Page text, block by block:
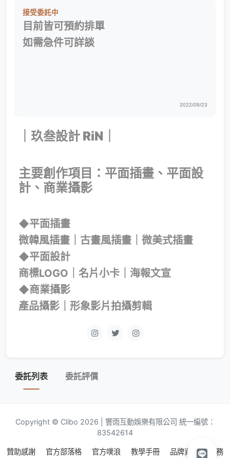
接受委託中
目前皆可預約排單
如需急件可詳談
2022/08/23
｜玖叁設計 RiN｜
主要創作項目：平面插畫、平面設
計、商業攝影
◆平面插畫
微韓風插畫｜古畫風插畫｜微美式插畫
◆平面設計
商標LOGO｜名片小卡｜海報文宣
◆商業攝影
產品攝影｜形象影片拍攝剪輯
委託列表 委託評價
Copyright © Clibo 2026 | 響雨互動娛樂有限公司 統一編號：
83542614
贊助感謝 官方部落格 官方噗浪 教學手冊 品牌資源 服務